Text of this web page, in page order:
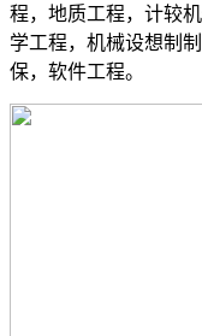
程，地质工程，计较
学工程，机械设想制
保，软件工程。